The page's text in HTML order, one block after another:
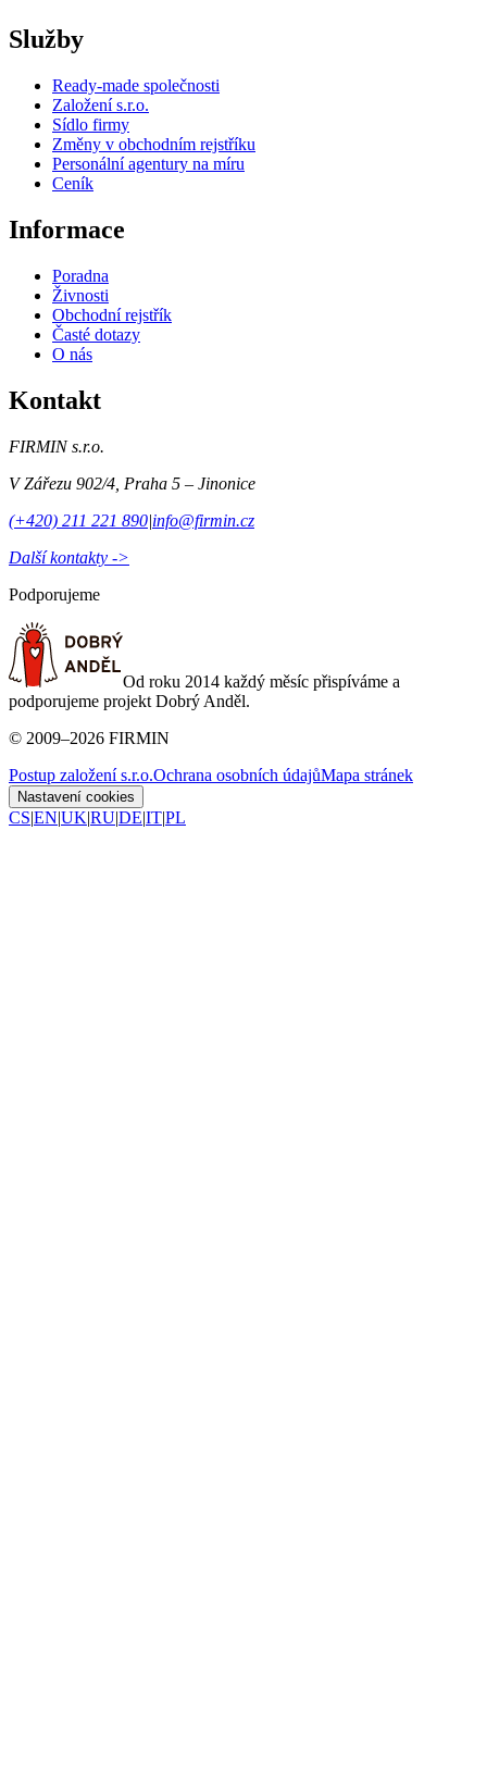
Služby
Ready-made společnosti
Založení s.r.o.
Sídlo firmy
Změny v obchodním rejstříku
Personální agentury na míru
Ceník
Informace
Poradna
Živnosti
Obchodní rejstřík
Časté dotazy
O nás
Kontakt
FIRMIN s.r.o.
V Zářezu 902/4 Praha 5 – Jinonice
(+420) 211 221 890|info@firmin.cz
Další kontakty ->
Podporujeme
Od roku 2014 každý měsíc přispíváme a
podporujeme projekt Dobrý Anděl.
© 2009–2026 FIRMIN
Postup založení s.r.o.Ochrana osobních údajůMapa stránek
Nastavení cookies
CS|EN|UK|RU|DE|IT|PL